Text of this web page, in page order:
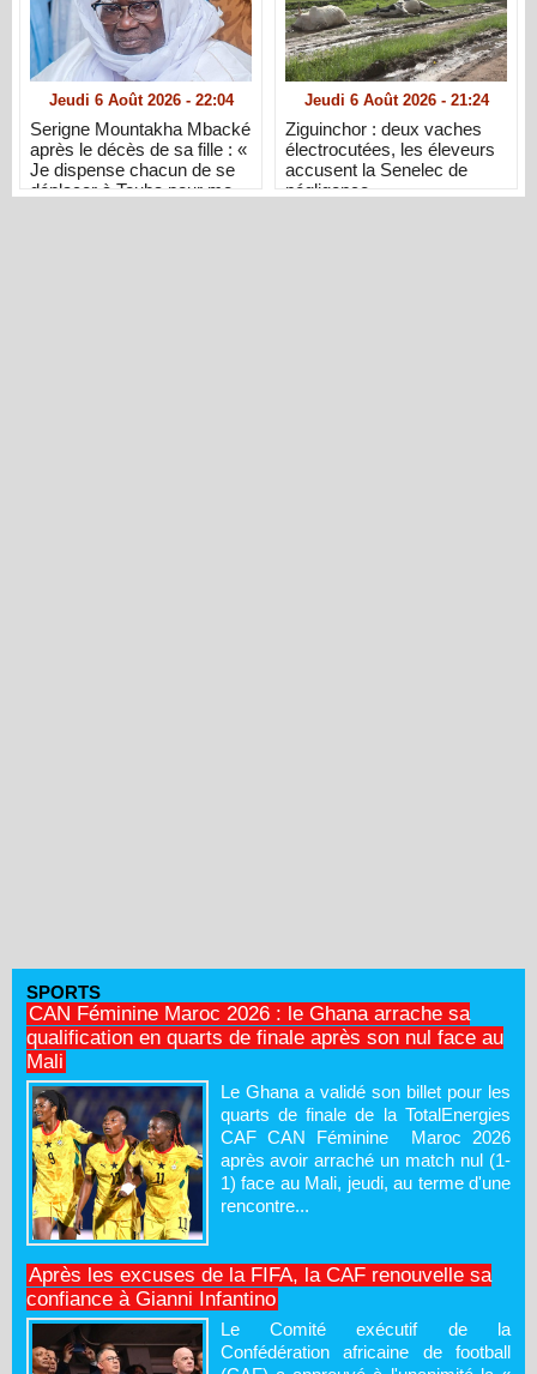
Jeudi 6 Août 2026 - 22:04
Serigne Mountakha Mbacké
après le décès de sa fille : «
Je dispense chacun de se
déplacer à Touba pour me
Jeudi 6 Août 2026 - 21:24
Ziguinchor : deux vaches
électrocutées, les éleveurs
accusent la Senelec de
négligence
SPORTS
CAN Féminine Maroc 2026 : le Ghana arrache sa
qualification en quarts de finale après son nul face au
Mali
Le Ghana a validé son billet pour les
quarts de finale de la TotalEnergies
CAF CAN Féminine Maroc 2026
après avoir arraché un match nul (1-
1) face au Mali, jeudi, au terme d'une
rencontre...
Après les excuses de la FIFA, la CAF renouvelle sa
confiance à Gianni Infantino
Le Comité exécutif de la
Confédération africaine de football